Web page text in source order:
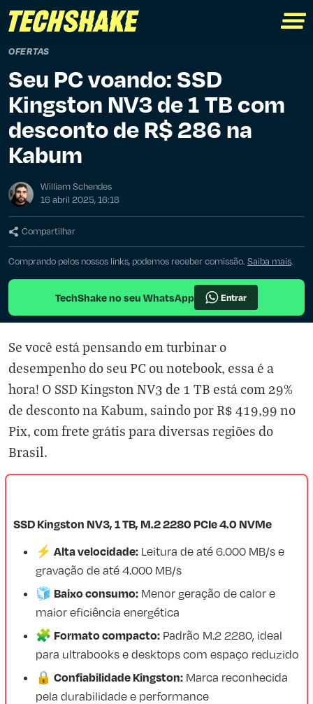
OFERTAS
Seu PC voando: SSD
Kingston NV3 de 1 TB com
desconto de R$ 286 na
Kabum
William Schendes
16 abril 2025, 16:18
Compartilhar
Comprando pelos nossos links, podemos receber comissão. Saiba mais.
TechShake no seu WhatsApp Entrar
Se você está pensando em turbinar o
desempenho do seu PC ou notebook, essa é a
hora! O SSD Kingston NV3 de 1 TB está com 29%
de desconto na Kabum, saindo por R$ 419,99 no
Pix, com frete grátis para diversas regiões do
Brasil.
SSD Kingston NV3, 1 TB, M.2 2280 PCIe 4.0 NVMe
⚡ Alta velocidade: Leitura de até 6.000 MB/s e
gravação de até 4.000 MB/s
🧊 Baixo consumo: Menor geração de calor e
maior eficiência energética
🧩 Formato compacto: Padrão M.2 2280, ideal
para ultrabooks e desktops com espaço reduzido
🔒 Confiabilidade Kingston: Marca reconhecida
pela durabilidade e performance